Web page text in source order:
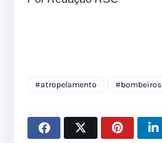
#atropelamento #bombeiros